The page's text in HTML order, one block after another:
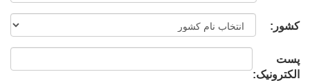
کشور:
پست
الکترونیک: